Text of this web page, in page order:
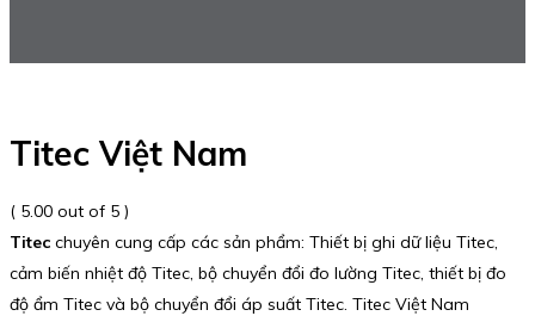
Titec Việt Nam
( 5.00 out of 5 )
Titec chuyên cung cấp các sản phẩm: Thiết bị ghi dữ liệu Titec,
cảm biến nhiệt độ Titec, bộ chuyển đổi đo lường Titec, thiết bị đo
độ ẩm Titec và bộ chuyển đổi áp suất Titec. Titec Việt Nam